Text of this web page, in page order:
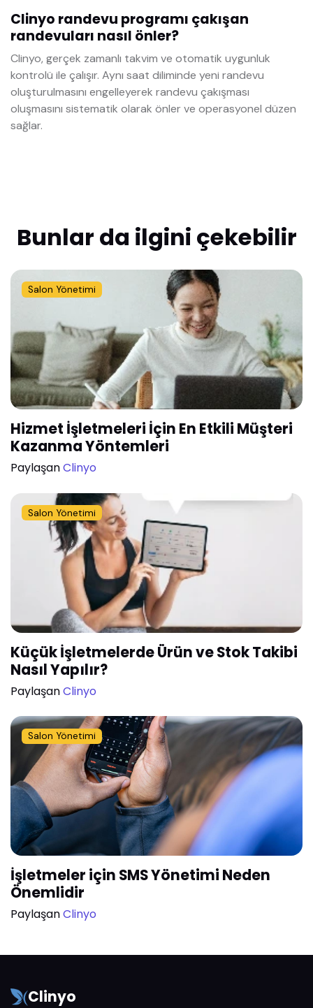
Clinyo randevu programı çakışan
randevuları nasıl önler?
Clinyo, gerçek zamanlı takvim ve otomatik uygunluk
kontrolü ile çalışır. Aynı saat diliminde yeni randevu
oluşturulmasını engelleyerek randevu çakışması
oluşmasını sistematik olarak önler ve operasyonel düzen
sağlar.
Bunlar da ilgini çekebilir
Salon Yönetimi
Hizmet İşletmeleri İçin En Etkili Müşteri
Kazanma Yöntemleri
PaylaşanClinyo
Salon Yönetimi
Küçük İşletmelerde Ürün ve Stok Takibi
Nasıl Yapılır?
PaylaşanClinyo
Salon Yönetimi
İşletmeler için SMS Yönetimi Neden
Önemlidir
PaylaşanClinyo
Clinyo